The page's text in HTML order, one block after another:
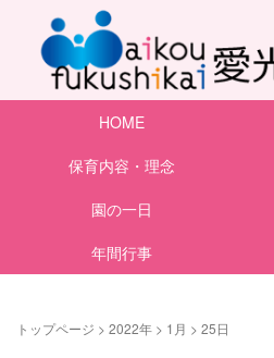
HOME
保育内容・理念
園の一日
年間行事
トップページ > 2022年 > 1月 > 25日